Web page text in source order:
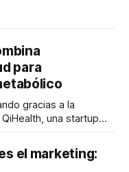
para
gracias a la
una startup
artificial y monitoreo
a tomar mejores
el marketing: